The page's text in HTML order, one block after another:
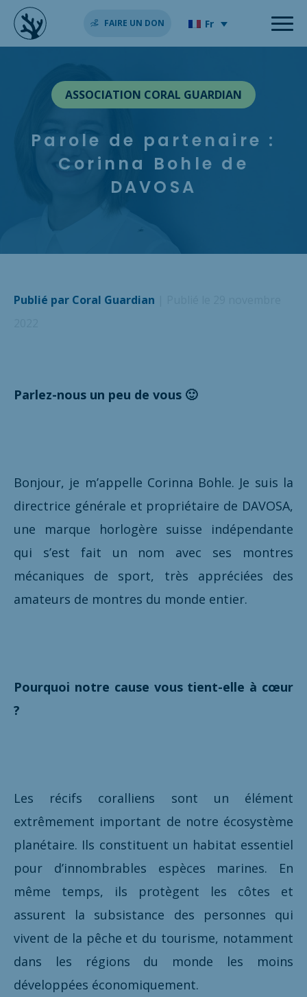
FAIRE UN DON Fr
ASSOCIATION CORAL GUARDIAN
Parole de partenaire :
Corinna Bohle de
DAVOSA
Publié par Coral Guardian
Parlez-nous un peu de vous 🙂
Bonjour, je m’appelle Corinna Bohle. Je suis la
directrice générale et propriétaire de DAVOSA,
une marque horlogère suisse indépendante
qui s’est fait un nom avec ses montres
mécaniques de sport, très appréciées des
amateurs de montres du monde entier.
Pourquoi notre cause vous tient-elle à cœur
?
Les récifs coralliens sont un élément
extrêmement important de notre écosystème
planétaire. Ils constituent un habitat essentiel
pour d’innombrables espèces marines. En
même temps, ils protègent les côtes et
assurent la subsistance des personnes qui
vivent de la pêche et du tourisme, notamment
dans les régions du monde les moins
développées économiquement.